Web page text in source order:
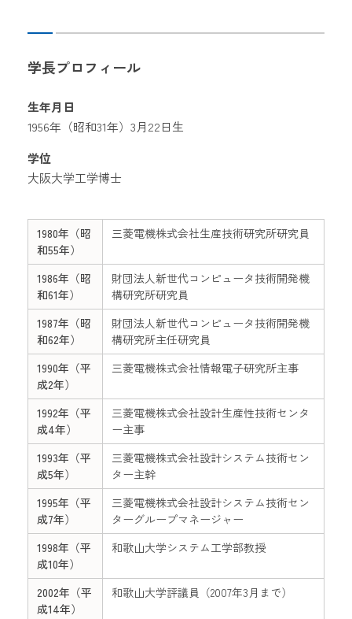
学長プロフィール
生年月日
1956年（昭和31年）3月22日生
学位
大阪大学工学博士
1980年（昭
和55年）
三菱電機株式会社生産技術研究所研究員
1986年（昭
和61年）
財団法人新世代コンピュータ技術開発機
構研究所研究員
1987年（昭
和62年）
財団法人新世代コンピュータ技術開発機
構研究所主任研究員
1990年（平
成2年）
三菱電機株式会社情報電子研究所主事
1992年（平
成4年）
三菱電機株式会社設計生産性技術センタ
ー主事
1993年（平
成5年）
三菱電機株式会社設計システム技術セン
ター主幹
1995年（平
成7年）
三菱電機株式会社設計システム技術セン
ターグループマネージャー
1998年（平
成10年）
和歌山大学システム工学部教授
2002年（平
成14年）
和歌山大学評議員（2007年3月まで）